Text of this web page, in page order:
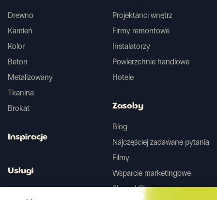
Drewno
Kamień
Kolor
Beton
Metalizowany
Tkanina
Brokat
Inspiracje
Usługi
Projektanci wnętrz
Firmy remontowe
Instalatorzy
Powierzchnie handlowe
Hotele
Zasoby
Blog
Najczęściej zadawane pytania
Filmy
Wsparcie marketingowe
Skany HD